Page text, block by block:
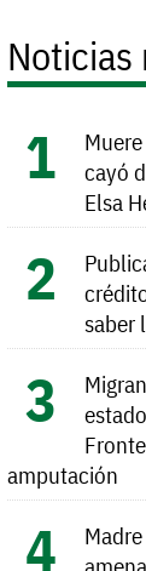
Noticias
cayó
Elsa
saber
amputación